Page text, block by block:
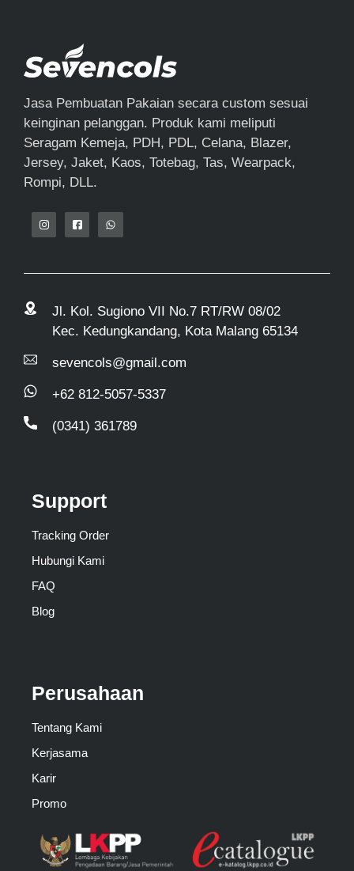
Jasa Pembuatan Pakaian secara custom sesuai
keinginan pelanggan. Produk kami meliputi
Seragam Kemeja, PDH, PDL, Celana, Blazer,
Jersey, Jaket, Kaos, Totebag, Tas, Wearpack,
Rompi, DLL.
Jl. Kol. Sugiono VII No.7 RT/RW 08/02
Kec. Kedungkandang, Kota Malang 65134
sevencols@gmail.com
+62 812-5057-5337
(0341) 361789
Support
Tracking Order
Hubungi Kami
FAQ
Blog
Perusahaan
Tentang Kami
Kerjasama
Karir
Promo